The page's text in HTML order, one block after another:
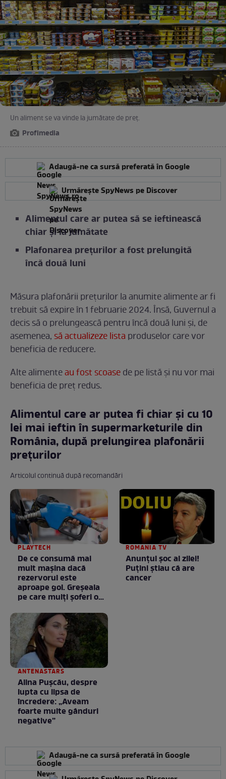
Un aliment se va vinde la jumătate de preț.
Profimedia
Adaugă-ne ca sursă preferată în Google
Urmărește SpyNews pe Discover
Alimentul care ar putea să se ieftinească
chiar și la jumătate
Plafonarea prețurilor a fost prelungită
încă două luni
Măsura plafonării prețurilor la anumite alimente ar fi
trebuit să expire în 1 februarie 2024. Însă, Guvernul a
decis să o prelungească pentru încă două luni și, de
asemenea, să actualizeze lista produselor care vor
beneficia de reducere.
Alte alimenteau fost scoasede pe listă și nu vor mai
beneficia de preț redus.
Alimentul care ar putea fi chiar și cu 10
lei mai ieftin în supermarketurile din
România, după prelungirea plafonării
prețurilor
Articolul continuă după recomandări
PLAYTECH
De ce consumă mai
mult mașina dacă
rezervorul este
aproape gol. Greșeala
pe care mulți șoferi o
ROMANIA TV
Anunţul şoc al zilei!
Puţini ştiau că are
cancer
ANTENASTARS
Alina Pușcău, despre
lupta cu lipsa de
încredere: „Aveam
foarte multe gânduri
negative”
Adaugă-ne ca sursă preferată în Google